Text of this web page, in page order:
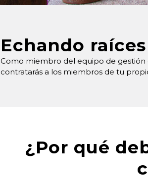
Echando raíces
Como miembro del equipo de gestión
contratarás a los miembros de tu
¿Por qué